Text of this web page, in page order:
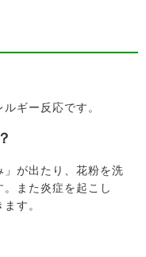
ギー反応です。
が出たり、花粉を洗
また炎症を起こし
ます。